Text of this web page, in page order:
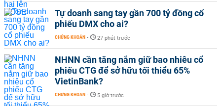
Tự doanh sang tay gần 700 tỷ đồng cổ
phiếu DMX cho ai?
CHỨNG KHOÁN - 27 phút trước
NHNN cần tăng nắm giữ bao nhiêu cổ
phiếu CTG để sở hữu tối thiểu 65%
VietinBank?
CHỨNG KHOÁN - 5 giờ trước